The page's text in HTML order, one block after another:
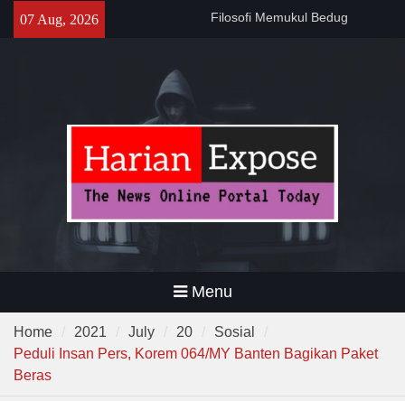
07 Aug, 2026
141 Tahun Stasiun Slawi : “Dari
Narkoba di Sekolah Kebayoran
Lama, DPR Minta Diusut
Tuntas
Menu
Home 2021 July 20
Sosial
Peduli Insan Pers, Korem 064/MY Banten Bagikan Paket
Beras